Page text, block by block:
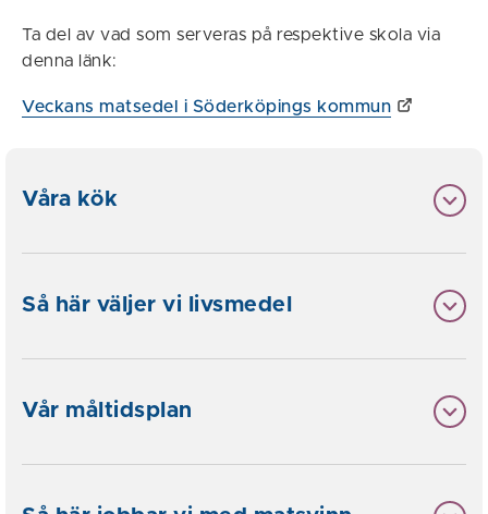
Ta del av vad som serveras på respektive skola via
denna länk:
Veckans matsedel i Söderköpings kommun
Våra kök
Så här väljer vi livsmedel
Vår måltidsplan